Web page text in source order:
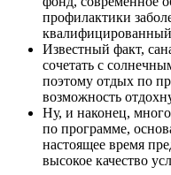
профилактики
Известный факт,
сочетать с
поэтому отдых по
возможность
Ну, и наконец,
по программе,
настоящее время
высокое качество